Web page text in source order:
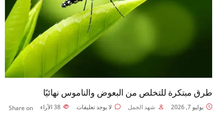
طرق مبتكرة للتخلص من البعوض والناموس نهائيًا
يوليو 7, 2026 شهد الجمل لا يوجد تعليقات الآراء Share on